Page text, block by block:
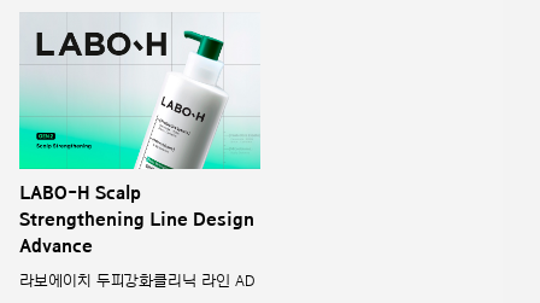
LABO-H Scalp
Strengthening Line Design
Advance
라보에이치 두피강화클리닉 라인 AD